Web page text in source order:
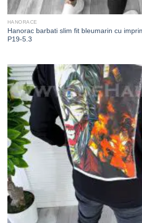
HANORACE
Hanorac barbati slim fit bleumarin cu
P19-5.3